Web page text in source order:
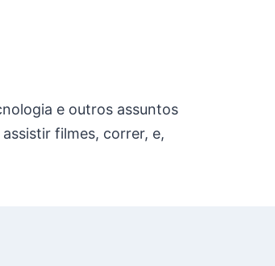
e outros assuntos
filmes, correr, e,